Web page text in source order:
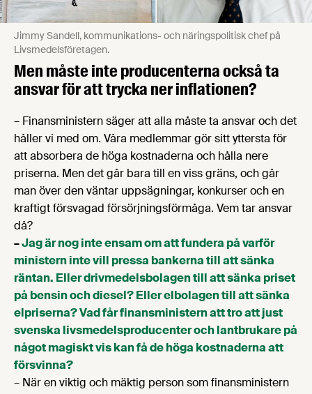
Jimmy Sandell, kommunikations- och näringspolitisk chef på
Livsmedelsföretagen.
Men måste inte producenterna också ta
ansvar för att trycka ner inflationen?
– Finansministern säger att alla måste ta ansvar och det
håller vi med om. Våra medlemmar gör sitt yttersta för
att absorbera de höga kostnaderna och hålla nere
priserna. Men det går bara till en viss gräns, och går
man över den väntar uppsägningar, konkurser och en
kraftigt försvagad försörjningsförmåga. Vem tar ansvar
då?
–Jag är nog inte ensam om att fundera på varför
ministern inte vill pressa bankerna till att sänka
räntan. Eller drivmedelsbolagen till att sänka priset
på bensin och diesel? Eller elbolagen till att sänka
elpriserna? Vad får finansministern att tro att just
svenska livsmedelsproducenter och lantbrukare på
något magiskt vis kan få de höga kostnaderna att
försvinna?
– När en viktig och mäktig person som finansministern